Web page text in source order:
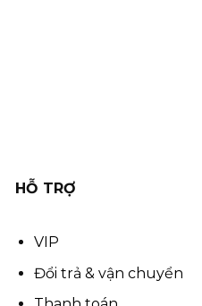
HỖ TRỢ
VIP
Đổi trả & vận chuyển